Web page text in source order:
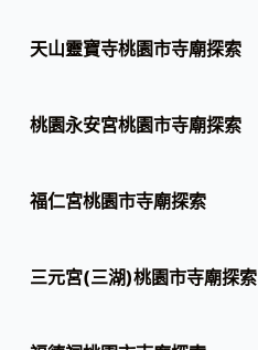
天山靈寶寺桃園市寺廟探索
桃園永安宮桃園市寺廟探索
福仁宮桃園市寺廟探索
三元宮(三湖)桃園市寺廟探索